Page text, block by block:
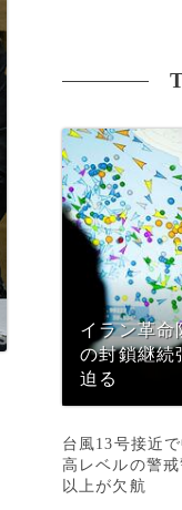
イラン革命
の封鎖継続
迫る
台風13号接近
高レベルの警
以上が欠航